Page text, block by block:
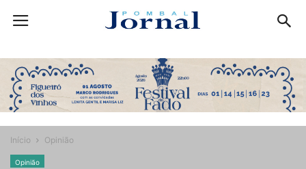
Início Opinião
Opinião